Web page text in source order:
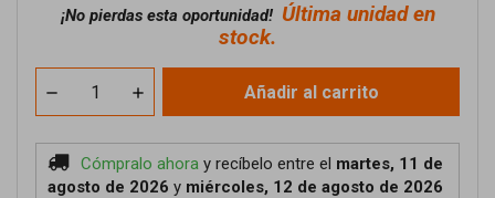
¡No pierdas esta oportunidad! Última unidad en
stock.
Añadir al carrito
Cómpralo ahora y recíbelo entre el martes, 11 de
agosto de 2026 y miércoles, 12 de agosto de 2026